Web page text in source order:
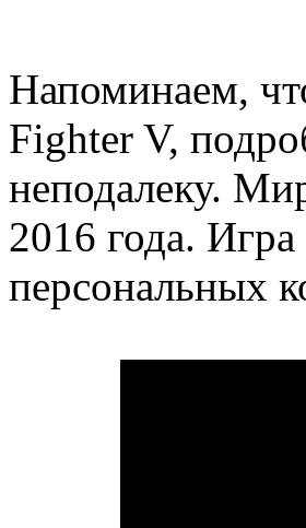
Напоминаем,
Fighter V,
неподалеку.
2016 года. Игра
персональных